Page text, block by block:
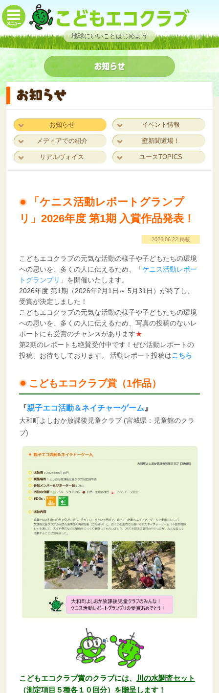
地球にいいことはじめよう
お知らせ イベント情報
メディアでの紹介 壁新聞道場！
リアルヴォイス ユースTOPICS
「ケニス活動レポートグランプ
リ」2026年度 第1期 入賞作品発表！
2026.06.22 掲載
こどもエコクラブの元気な活動の様子や子どもたちの環境
への思いを、多くの人に伝えるため、「 ケニス活動レポー
トグランプリ 」を開催いたします。
2026年度 第1期（2026年2月1日～ 5月31日）が終了し、
受賞が決定しました！
こどもエコクラブの元気な活動の様子や子どもたちの環境
への思いを、多くの人に伝えるため、写真の投稿のないレ
ポートにも受賞のチャンスがあります★
第2期のレポートも絶賛受付中です！ぜひ活動レポートの
投稿、お待ちしております。 活動レポート投稿はこちら
こどもエコクラブ賞（1作品）
『親子エコ活動＆ネイチャーゲーム 』
大和町よしおか放課後児童クラブ (宮城県：児童館のクラ
ブ)
こどもエコクラブ賞のクラブには、
川の水調査セット
（測定項目５種各１０回分） を贈呈します！